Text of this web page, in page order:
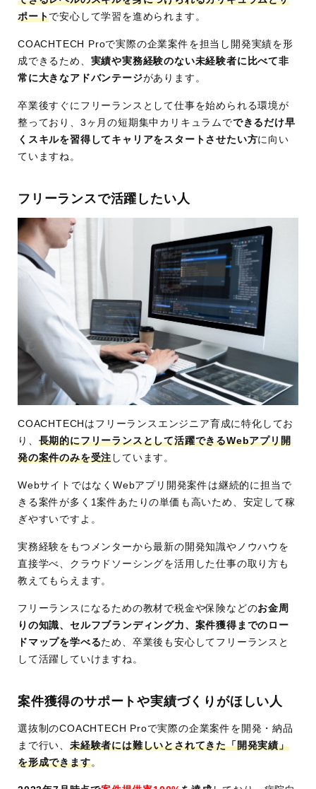
ポートで安心して学習を進められます。
COACHTECH Proで実際の企業案件を担当し開発実績を形
成できるため、 実績や実務経験のない未経験者に比べて非
常に大きなアドバンテージがあります。
卒業後すぐにフリーランスとして仕事を始められる環境が
整っており、3ヶ月の短期集中カリキュラムでできるだけ早
くスキルを習得してキャリアをスタートさせたい方に向い
ていますね。
フリーランスで活躍したい人
COACHTECHはフリーランスエンジニア育成に特化してお
り、 長期的にフリーランスとして活躍できるWebアプリ開
発の案件のみを受注 しています。
WebサイトではなくWebアプリ開発案件は継続的に担当で
きる案件が多く1案件あたりの単価も高いため、安定して稼
ぎやすいですよ。
実務経験をもつメンターから最新の開発知識やノウハウを
直接学べ、クラウドソーシングを活用した仕事の取り方も
教えてもらえます。
フリーランスになるための教材で税金や保険などのお金周
りの知識、セルフブランディング力、案件獲得までのロー
ドマップを学べるため、卒業後も安心してフリーランスと
して活躍していけますね。
案件獲得のサポートや実績づくりがほしい人
選抜制のCOACHTECH Proで実際の企業案件を開発・納品
まで行い、 未経験者には難しいとされてきた「開発実績」
を形成できます。